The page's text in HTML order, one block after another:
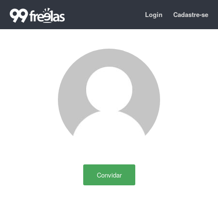
Login Cadastre-se
Convidar